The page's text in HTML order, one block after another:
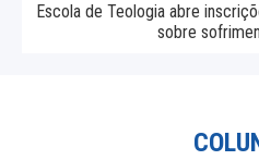
Escola de Teologia abre
sobre